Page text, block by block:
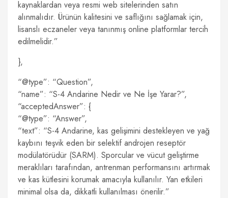
kaynaklardan veya resmi web sitelerinden satın
alınmalıdır. Ürünün kalitesini ve saflığını sağlamak için,
lisanslı eczaneler veya tanınmış online platformlar tercih
edilmelidir.”
},
“@type”: “Question”,
“name”: “S-4 Andarine Nedir ve Ne İşe Yarar?”,
“acceptedAnswer”: {
“@type”: “Answer”,
“text”: “S-4 Andarine, kas gelişimini destekleyen ve yağ
kaybını teşvik eden bir selektif androjen reseptör
modülatörüdür (SARM). Sporcular ve vücut geliştirme
meraklıları tarafından, antrenman performansını artırmak
ve kas kütlesini korumak amacıyla kullanılır. Yan etkileri
minimal olsa da, dikkatli kullanılması önerilir.”